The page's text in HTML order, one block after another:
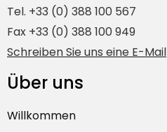
Tel. +33 (0) 388 100 567
Fax +33 (0) 388 100 949
Schreiben Sie uns eine E-Mail
Über uns
Willkommen